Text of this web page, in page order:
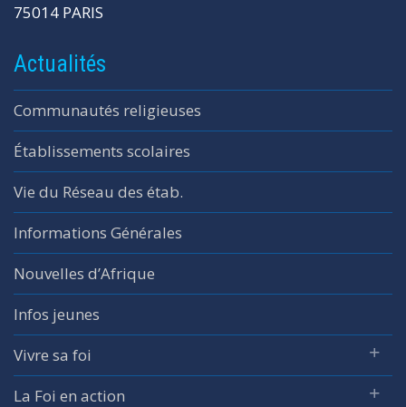
75014 PARIS
Actualités
Communautés religieuses
Établissements scolaires
Vie du Réseau des étab.
Informations Générales
Nouvelles d’Afrique
Infos jeunes
Vivre sa foi
La Foi en action